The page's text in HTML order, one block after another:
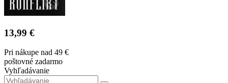
13,99 €
Pri nákupe nad 49 €
poštovné zadarmo
Vyhľadávanie